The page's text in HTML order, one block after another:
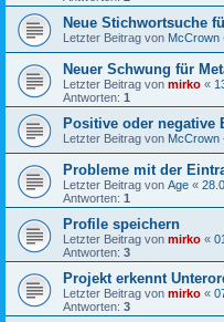
Neue Stichwortsuche
Letzter Beitrag von McCrown
Neuer Schwung für
Letzter Beitrag von mirko «
Antworten: 1
Positive oder negative
Letzter Beitrag von McCrown
Probleme mit der
Letzter Beitrag von Age «
Antworten: 1
Profile speichern
Letzter Beitrag von mirko «
Antworten: 3
Projekt erkennt
Letzter Beitrag von mirko «
Antworten: 3